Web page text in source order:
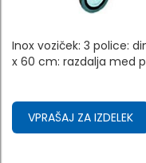
Inox voziček: 3 police:
x 60 cm: razdalja med
VPRAŠAJ ZA IZDELEK